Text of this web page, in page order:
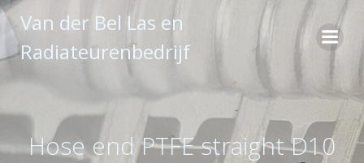
Ga
naar
inhoud
Van der Bel Las en
Radiateurenbedrijf
Hose end PTFE straight D10